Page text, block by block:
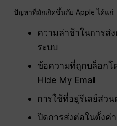
ปัญหาที่มักเกิดขึ้นกับ Apple ได้แก่:
ความล่าช้าในการส่
ระบบ
ข้อความที่ถูกบล็อกโ
Hide My Email
การใช้ที่อยู่รีเลย์ส่ว
ปิดการส่งต่อในตั้งค่